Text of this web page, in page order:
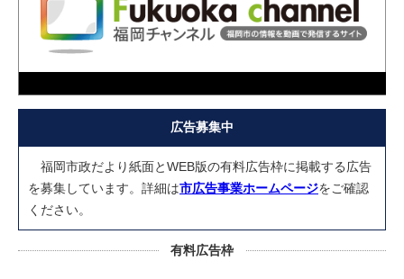
広告募集中
福岡市政だより紙面とWEB版の有料広告枠に掲載する広告
を募集しています。詳細は市広告事業ホームページをご確認
ください。
有料広告枠